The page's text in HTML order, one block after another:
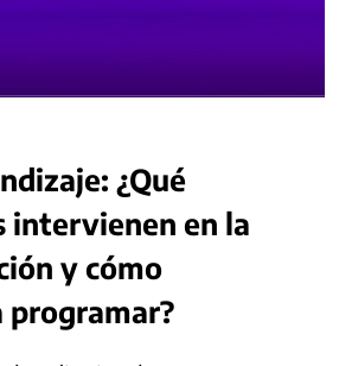
¿Qué
intervienen en la
y cómo
programar?